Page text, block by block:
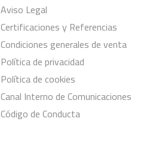
Aviso Legal
Certificaciones y Referencias
Condiciones generales de venta
Política de privacidad
Política de cookies
Canal Interno de Comunicaciones
Código de Conducta